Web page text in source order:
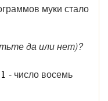
муки стало
да или нет)?
- число восемь